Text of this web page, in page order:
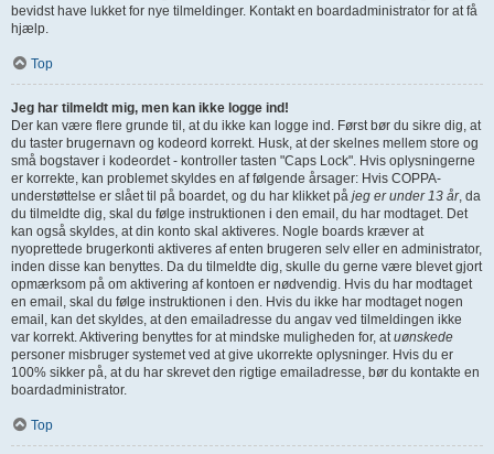
bevidst have lukket for nye tilmeldinger. Kontakt en boardadministrator for at få
hjælp.
Top
Jeg har tilmeldt mig, men kan ikke logge ind!
Der kan være flere grunde til, at du ikke kan logge ind. Først bør du sikre dig, at
du taster brugernavn og kodeord korrekt. Husk, at der skelnes mellem store og
små bogstaver i kodeordet - kontroller tasten "Caps Lock". Hvis oplysningerne
er korrekte, kan problemet skyldes en af følgende årsager: Hvis COPPA-
understøttelse er slået til på boardet, og du har klikket på jeg er under 13 år, da
du tilmeldte dig, skal du følge instruktionen i den email, du har modtaget. Det
kan også skyldes, at din konto skal aktiveres. Nogle boards kræver at
nyoprettede brugerkonti aktiveres af enten brugeren selv eller en administrator,
inden disse kan benyttes. Da du tilmeldte dig, skulle du gerne være blevet gjort
opmærksom på om aktivering af kontoen er nødvendig. Hvis du har modtaget
en email, skal du følge instruktionen i den. Hvis du ikke har modtaget nogen
email, kan det skyldes, at den emailadresse du angav ved tilmeldingen ikke
var korrekt. Aktivering benyttes for at mindske muligheden for, atuønskede
personer misbruger systemet ved at give ukorrekte oplysninger. Hvis du er
100% sikker på, at du har skrevet den rigtige emailadresse, bør du kontakte en
boardadministrator.
Top